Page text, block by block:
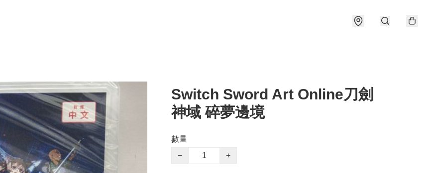
Switch Sword Art Online刀劍
神域 碎夢邊境
數量
−
+